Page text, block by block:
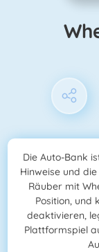
Die Auto-Bank
Hinweise und
Räuber mit
Position, und
deaktivieren,
Plattformspiel